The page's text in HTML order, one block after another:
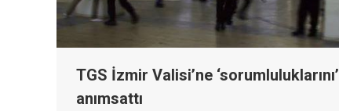
TGS İzmir Valisi’ne ‘sorumluluklarını’
anımsattı